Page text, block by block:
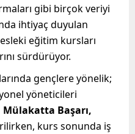
gibi birçok veriyi
ihtiyaç duyulan
eğitim kursları
sürdürüyor.
gençlere yönelik;
yöneticileri
Mülakatta Başarı,
kurs sonunda iş